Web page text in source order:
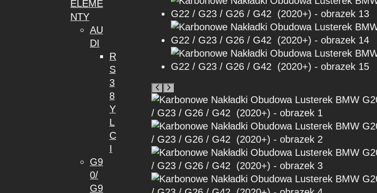
ELEME
NTY
AU
DI
R
S
3
8
Y
L
C
I
G9
0/
G9